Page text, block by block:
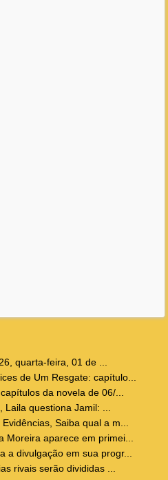
quarta-feira, 01 de ...
de Um Resgate: capítulo...
da novela de 06/...
questiona Jamil: ...
Saiba qual a m...
Moreira aparece em primei...
a divulgação em sua progr...
rivais serão divididas ...